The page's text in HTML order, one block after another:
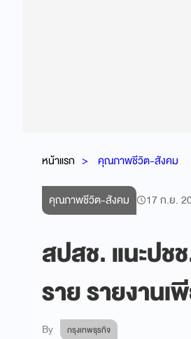
หน้าแรก คุณภาพชีวิต-สังคม
คุณภาพชีวิต-สังคม 17 ก.ย.
สปสช. แนะปช
ราย รายงานเ
By กรุงเทพธุรกิจ